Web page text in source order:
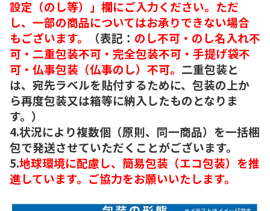
設定（のし等）」欄にご入力ください。ただ
し、一部の商品についてはお承りできない場合
もございます。
（表記： のし不可・のし名入れ不
可・二重包装不可・完全包装不可・手提げ袋不
可・仏事包装（仏事のし）不可。 二重包装と
は、宛先ラベルを貼付するために、包装の上か
ら再度包装又は箱等に納入したものとなりま
す。）
4.状況により複数個（原則、同一商品）を一括梱
包で発送させていただくことがございます。
5.地球環境に配慮し、簡易包装（エコ包装）を推
進しています。ご協力をお願いいたします。